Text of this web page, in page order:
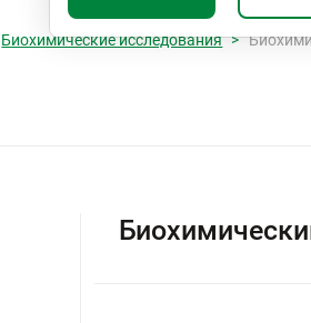
Биохимические исследования